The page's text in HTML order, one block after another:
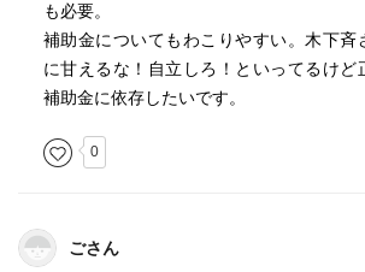
も必要。
補助金についてもわこりやすい。木下斉
に甘えるな！自立しろ！といってるけど
補助金に依存したいです。
0
ごさん